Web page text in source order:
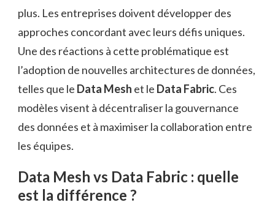
plus. Les entreprises doivent développer des
approches concordant avec leurs défis uniques.
Une des réactions à cette problématique est
l’adoption de nouvelles architectures de données,
telles que le Data Mesh et le Data Fabric. Ces
modèles visent à décentraliser la gouvernance
des données et à maximiser la collaboration entre
les équipes.
Data Mesh vs Data Fabric : quelle
est la différence ?